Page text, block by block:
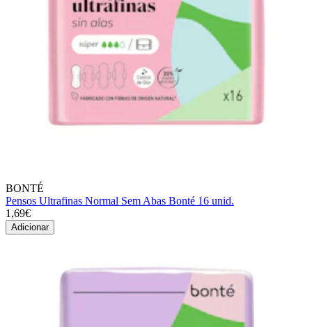
BONTÉ
Pensos Ultrafinas Normal Sem Abas Bonté 16 unid.
1,69€
Adicionar